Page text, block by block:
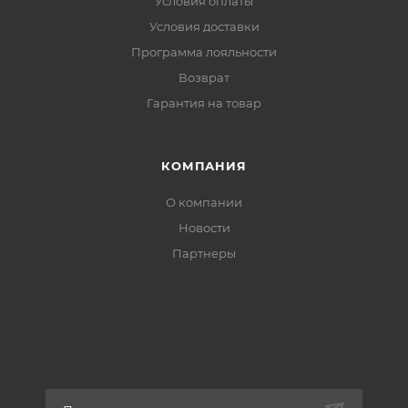
Условия доставки
Программа лояльности
Возврат
Гарантия на товар
КОМПАНИЯ
О компании
Новости
Партнеры